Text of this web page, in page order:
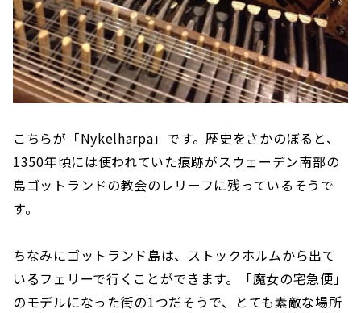
こちらが「Nykelharpa」です。歴史をさかのぼると、
1350年頃には使われていた痕跡がスウェーデン南部の
島ゴットランドの教会のレリーフに残っているそうで
す。
ちなみにゴットランド島は、ストックホルムから出て
いるフェリーで行くことができます。「魔女の宅急便」
のモデルになった街の1つだそうで、とても素敵な場所